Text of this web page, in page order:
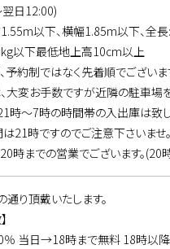
日12:00)
以下、横幅1.85m以下、全
以下最低地上高10cm以上
約制ではなく先着順でございま
変お手数ですが近隣の駐車場
時～7時の時間帯の入出庫は致し
21時ですのでご注意下さいませ。
までの営業でございます。(20
り頂戴いたします。
当日→18時まで無料 18時以